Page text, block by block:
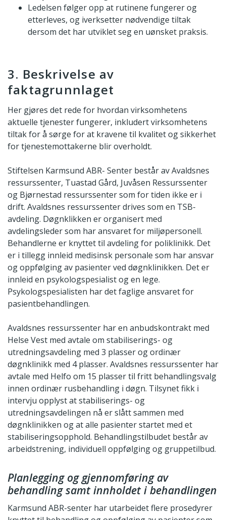
Ledelsen følger opp at rutinene fungerer og
etterleves, og iverksetter nødvendige tiltak
dersom det har utviklet seg en uønsket praksis.
3. Beskrivelse av
faktagrunnlaget
Her gjøres det rede for hvordan virksomhetens
aktuelle tjenester fungerer, inkludert virksomhetens
tiltak for å sørge for at kravene til kvalitet og sikkerhet
for tjenestemottakerne blir overholdt.
Stiftelsen Karmsund ABR- Senter består av Avaldsnes
ressurssenter, Tuastad Gård, Juvåsen Ressurssenter
og Bjørnestad ressurssenter som for tiden ikke er i
drift. Avaldsnes ressurssenter drives som en TSB-
avdeling. Døgnklikken er organisert med
avdelingsleder som har ansvaret for miljøpersonell.
Behandlerne er knyttet til avdeling for poliklinikk. Det
er i tillegg innleid medisinsk personale som har ansvar
og oppfølging av pasienter ved døgnklinikken. Det er
innleid en psykologspesialist og en lege.
Psykologspesialisten har det faglige ansvaret for
pasientbehandlingen.
Avaldsnes ressurssenter har en anbudskontrakt med
Helse Vest med avtale om stabiliserings- og
utredningsavdeling med 3 plasser og ordinær
døgnklinikk med 4 plasser. Avaldsnes ressurssenter har
avtale med Helfo om 15 plasser til fritt behandlingsvalg
innen ordinær rusbehandling i døgn. Tilsynet fikk i
intervju opplyst at stabiliserings- og
utredningsavdelingen nå er slått sammen med
døgnklinikken og at alle pasienter startet med et
stabiliseringsopphold. Behandlingstilbudet består av
arbeidstrening, individuell oppfølging og gruppetilbud.
Planlegging og gjennomføring av
behandling samt innholdet i behandlingen
Karmsund ABR-senter har utarbeidet flere prosedyrer